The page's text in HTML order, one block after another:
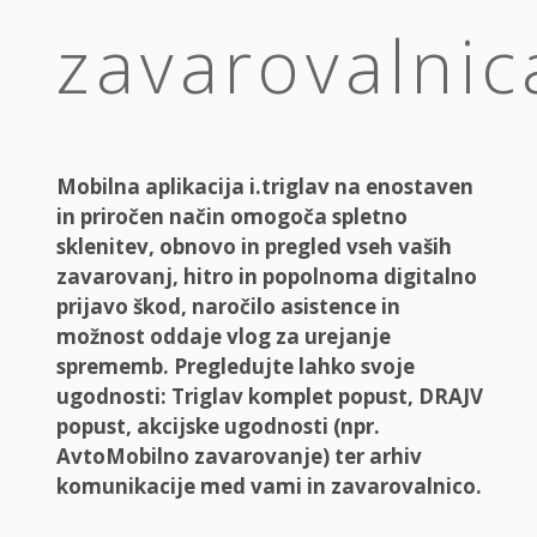
Mobilna aplikacija i.triglav na enostaven
in priročen način omogoča spletno
sklenitev, obnovo in pregled vseh vaših
zavarovanj, hitro in popolnoma digitalno
prijavo škod, naročilo asistence in
možnost oddaje vlog za urejanje
sprememb. Pregledujte lahko svoje
ugodnosti: Triglav komplet popust, DRAJV
popust, akcijske ugodnosti (npr.
AvtoMobilno zavarovanje) ter arhiv
komunikacije med vami in zavarovalnico.